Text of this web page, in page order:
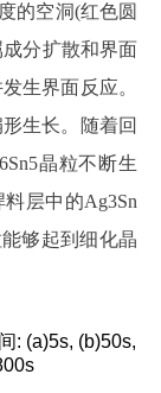
的空洞(红色圆
分扩散和界面
生界面反应。
生长。随着回
晶粒不断生
料层中的Ag3Sn
够起到细化晶